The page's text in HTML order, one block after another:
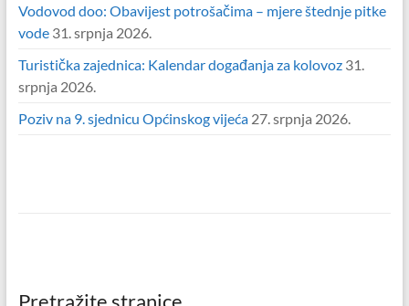
Vodovod doo: Obavijest potrošačima – mjere štednje pitke
vode 31. srpnja 2026.
Turistička zajednica: Kalendar događanja za kolovoz 31.
srpnja 2026.
Poziv na 9. sjednicu Općinskog vijeća 27. srpnja 2026.
Pretražite stranice